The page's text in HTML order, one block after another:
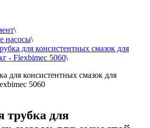
\
насосы\
для консистентных смазок для
- Flexbimec 5060\
для